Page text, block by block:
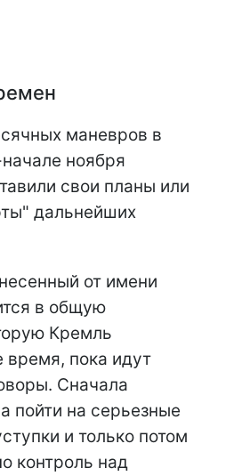
маневров в
ноября
свои планы или
дальнейших
от имени
в общую
Кремль
время, пока идут
Сначала
пойти на серьезные
и только потом
контроль над